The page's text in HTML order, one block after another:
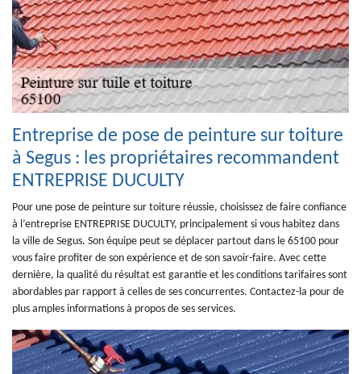
Entreprise de pose de peinture sur toiture
à Segus : les propriétaires recommandent
ENTREPRISE DUCULTY
Pour une pose de peinture sur toiture réussie, choisissez de faire confiance
à l’entreprise ENTREPRISE DUCULTY, principalement si vous habitez dans
la ville de Segus. Son équipe peut se déplacer partout dans le 65100 pour
vous faire profiter de son expérience et de son savoir-faire. Avec cette
dernière, la qualité du résultat est garantie et les conditions tarifaires sont
abordables par rapport à celles de ses concurrentes. Contactez-la pour de
plus amples informations à propos de ses services.